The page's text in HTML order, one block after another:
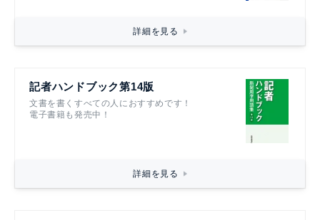
詳細を見る
記者ハンドブック第14版
文書を書くすべての人におすすめです！
電子書籍も発売中！
詳細を見る